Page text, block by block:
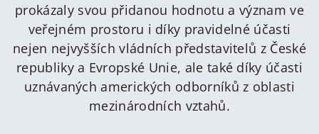
prokázaly svou přidanou hodnotu a význam ve
veřejném prostoru i díky pravidelné účasti
nejen nejvyšších vládních představitelů z České
republiky a Evropské Unie, ale také díky účasti
uznávaných amerických odborníků z oblasti
mezinárodních vztahů.